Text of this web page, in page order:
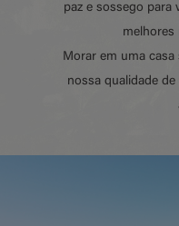
paz e sossego para
melhores
Morar em uma
nossa qualidade